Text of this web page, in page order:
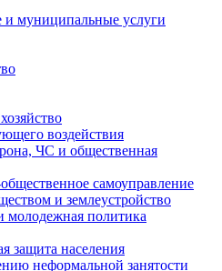
и муниципальные услуги
воздействия
ЧС и общественная
самоуправление
и землеустройство
молодежная политика
защита населения
неформальной занятости